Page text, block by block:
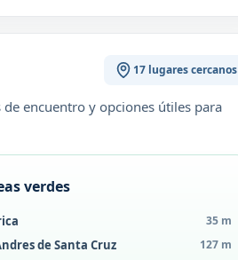
17 lugares cercanos
encuentro y opciones útiles para
verdes
35 m
de Santa Cruz 127 m